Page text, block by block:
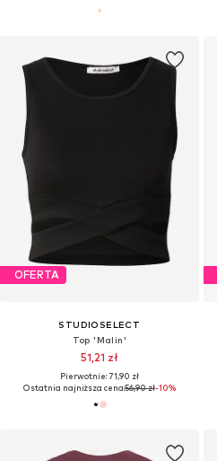
OFERTA
STUDIOSELECT
Top 'Malin'
51,21 zł
Pierwotnie: 71,90 zł
Ostatnia najniższa cena:56,90 zł-10%